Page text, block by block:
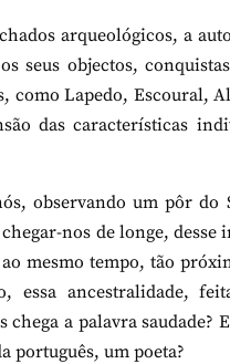
arqueológicos, a
seus objectos,
como Lapedo, Escoural,
das características
observando um pôr
nos de longe,
mesmo tempo, tão
essa ancestralidade,
chega a palavra
português, um poeta?